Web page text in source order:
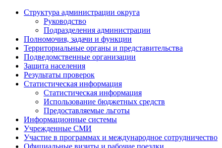
Структура администрации округа
Руководство
Подразделения администрации
Полномочия, задачи и функции
Территориальные органы и представительства
Подведомственные организации
Защита населения
Результаты проверок
Статистическая информация
Статистическая информация
Использование бюджетных средств
Предоставляемые льготы
Информационные системы
Учрежденные СМИ
Участие в программах и международное сотрудничество
Официальные визиты и рабочие поездки